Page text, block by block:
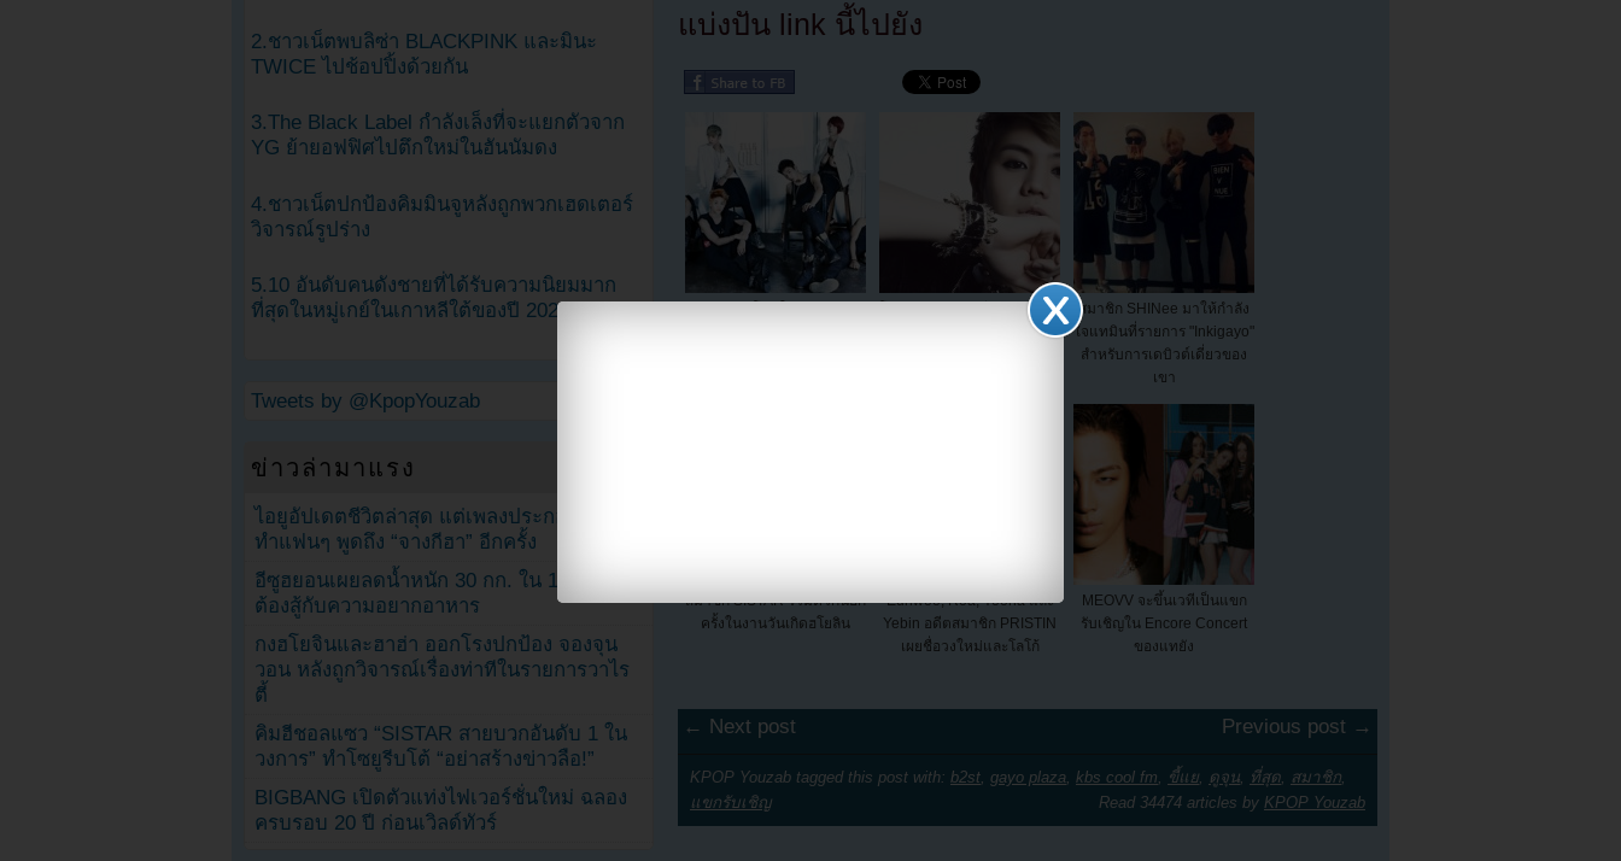
แบ่งปัน link นี้ไปยัง
โยซอบ B2ST เตรียมปล่อยมินิ
อัลบั้มเดี่ยวของเขาที่ดูแลการ
สมาชิก SHINee มาให้กำลัง
ใจแทมินที่รายการ "Inkigayo"
สำหรับการเดบิวต์เดี่ยวของ
เขา
สมาชิก SISTAR รวมตัวกันอีก
ครั้งในงานวันเกิดฮโยลิน
Eunwoo, Roa, Yooha และ
Yebin อดีตสมาชิก PRISTIN
เผยชื่อวงใหม่และโลโก้
MEOVV จะขึ้นเวทีเป็นแขก
รับเชิญใน Encore Concert
ของแทยัง
← Next post Previous post →
KPOP Youzab tagged this post with: b2st, gayo plaza, kbs cool fm, ขี้แย, ดูจุน, ที่สุด, สมาชิก,
แขกรับเชิญ
Read 34474 articles by KPOP Youzab
2.ชาวเน็ตพบลิซ่า BLACKPINK และมินะ
TWICE ไปช้อปปิ้งด้วยกัน
3.The Black Label กำลังเล็งที่จะแยกตัวจาก
YG ย้ายอฟฟิศไปตึกใหม่ในฮันนัมดง
4.ชาวเน็ตปกป้องคิมมินจูหลังถูกพวกเฮดเตอร์
วิจารณ์รูปร่าง
5.10 อันดับคนดังชายที่ได้รับความนิยมมาก
ที่สุดในหมู่เกย์ในเกาหลีใต้ของปี 2023
Tweets by @KpopYouzab
ข่าวล่ามาแรง
ไอยูอัปเดตชีวิตล่าสุด แต่เพลงประกอบโพสต์
ทำแฟนๆ พูดถึง “จางกีฮา” อีกครั้ง
อีซูฮยอนเผยลดน้ำหนัก 30 กก. ใน 1 ปี แต่ยัง
ต้องสู้กับความอยากอาหาร
กงฮโยจินและฮาฮ่า ออกโรงปกป้อง จองจุน
วอน หลังถูกวิจารณ์เรื่องท่าทีในรายการวาไร
ตี้
คิมฮีชอลแซว “SISTAR สายบวกอันดับ 1 ใน
วงการ” ทำโซยูรีบโต้ “อย่าสร้างข่าวลือ!”
BIGBANG เปิดตัวแท่งไฟเวอร์ชั่นใหม่ ฉลอง
ครบรอบ 20 ปี ก่อนเวิลด์ทัวร์